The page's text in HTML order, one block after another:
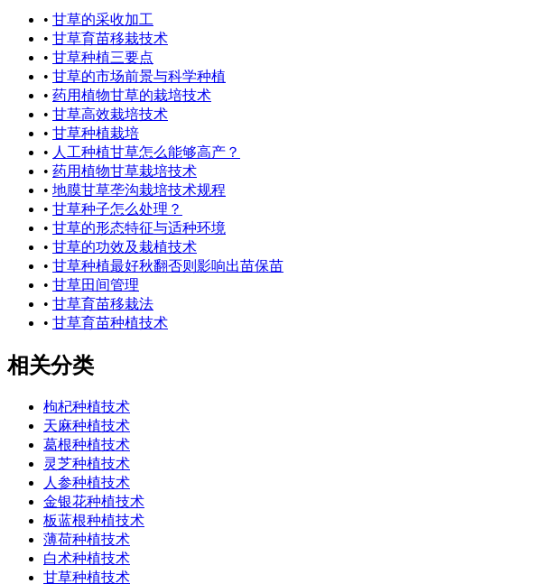
• 甘草的采收加工
• 甘草育苗移栽技术
• 甘草种植三要点
• 甘草的市场前景与科学种植
• 药用植物甘草的栽培技术
• 甘草高效栽培技术
• 甘草种植栽培
• 人工种植甘草怎么能够高产？
• 药用植物甘草栽培技术
• 地膜甘草垄沟栽培技术规程
• 甘草种子怎么处理？
• 甘草的形态特征与适种环境
• 甘草的功效及栽植技术
• 甘草种植最好秋翻否则影响出苗保苗
• 甘草田间管理
• 甘草育苗移栽法
• 甘草育苗种植技术
相关分类
枸杞种植技术
天麻种植技术
葛根种植技术
灵芝种植技术
人参种植技术
金银花种植技术
板蓝根种植技术
薄荷种植技术
白术种植技术
甘草种植技术